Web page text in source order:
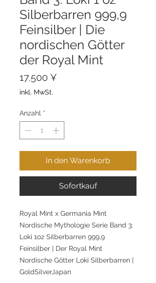
Silberbarren 999,9
Feinsilber | Die
nordischen Götter
der Royal Mint
17.500 ¥
inkl. MwSt.
Anzahl *
In den Warenkorb
Sofortkauf
Royal Mint x Germania Mint
Nordische Mythologie Serie Band 3:
Loki 1oz Silberbarren 999,9
Feinsilber | Der Royal Mint
Nordische Götter Loki Silberbarren |
GoldSilverJapan